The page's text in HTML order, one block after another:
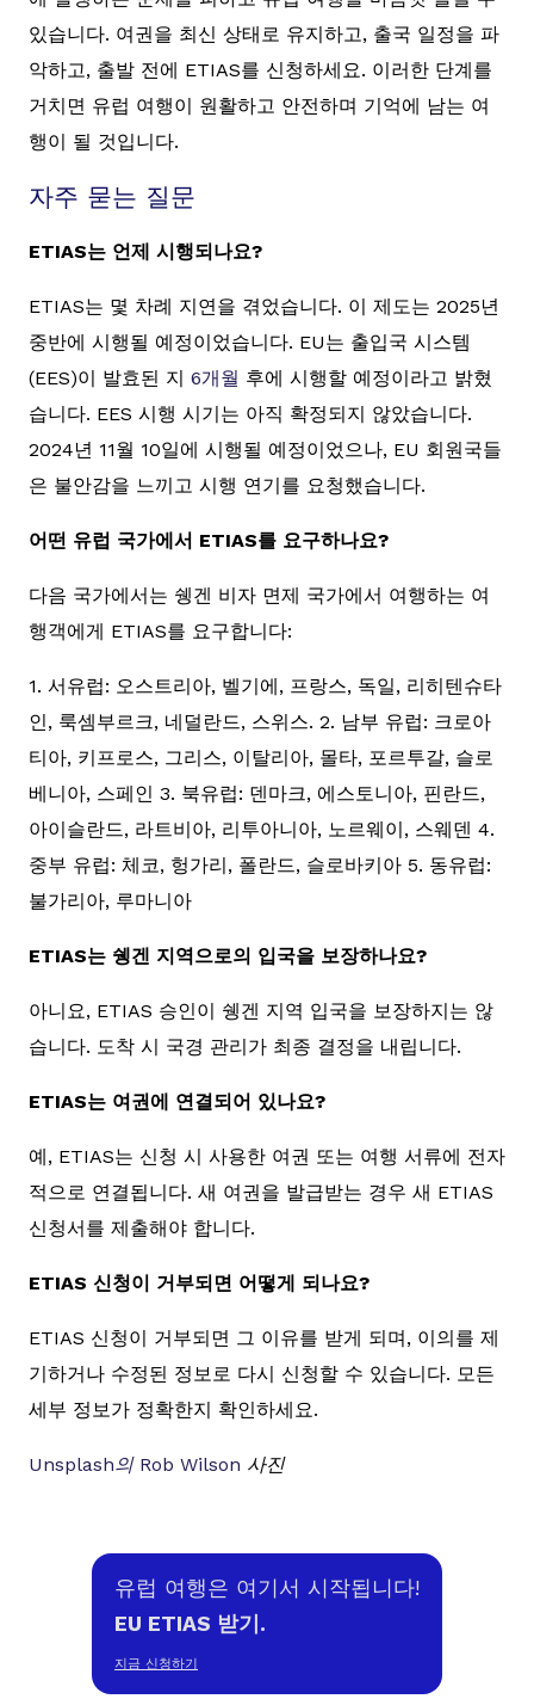
있습니다. 여권을 최신 상태로 유지하고, 출국 일정을 파
악하고, 출발 전에 ETIAS를 신청하세요. 이러한 단계를
거치면 유럽 여행이 원활하고 안전하며 기억에 남는 여
행이 될 것입니다.
자주 묻는 질문
ETIAS는 언제 시행되나요?
ETIAS는 몇 차례 지연을 겪었습니다. 이 제도는 2025년
중반에 시행될 예정이었습니다. EU는 출입국 시스템
(EES)이 발효된 지 6개월 후에 시행할 예정이라고 밝혔
습니다. EES 시행 시기는 아직 확정되지 않았습니다.
2024년 11월 10일에 시행될 예정이었으나, EU 회원국들
은 불안감을 느끼고 시행 연기를 요청했습니다.
어떤 유럽 국가에서 ETIAS를 요구하나요?
다음 국가에서는 쉥겐 비자 면제 국가에서 여행하는 여
행객에게 ETIAS를 요구합니다:
1. 서유럽: 오스트리아, 벨기에, 프랑스, 독일, 리히텐슈타
인, 룩셈부르크, 네덜란드, 스위스. 2. 남부 유럽: 크로아
티아, 키프로스, 그리스, 이탈리아, 몰타, 포르투갈, 슬로
베니아, 스페인 3. 북유럽: 덴마크, 에스토니아, 핀란드,
아이슬란드, 라트비아, 리투아니아, 노르웨이, 스웨덴 4.
중부 유럽: 체코, 헝가리, 폴란드, 슬로바키아 5. 동유럽:
불가리아, 루마니아
ETIAS는 쉥겐 지역으로의 입국을 보장하나요?
아니요, ETIAS 승인이 쉥겐 지역 입국을 보장하지는 않
습니다. 도착 시 국경 관리가 최종 결정을 내립니다.
ETIAS는 여권에 연결되어 있나요?
예, ETIAS는 신청 시 사용한 여권 또는 여행 서류에 전자
적으로 연결됩니다. 새 여권을 발급받는 경우 새 ETIAS
신청서를 제출해야 합니다.
ETIAS 신청이 거부되면 어떻게 되나요?
ETIAS 신청이 거부되면 그 이유를 받게 되며, 이의를 제
기하거나 수정된 정보로 다시 신청할 수 있습니다. 모든
세부 정보가 정확한지 확인하세요.
Unsplash의 Rob Wilson 사진
유럽 여행은 여기서 시작됩니다!
EU ETIAS 받기.
지금 신청하기